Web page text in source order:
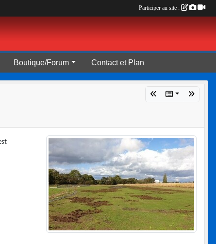
Boutique/Forum Contact et Plan
Participer au site :